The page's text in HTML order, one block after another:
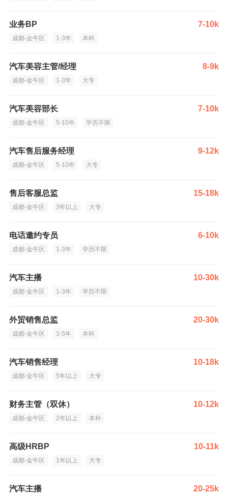
业务BP 7-10k
成都-金牛区 1-3年 本科
汽车美容主管/经理 8-9k
成都-金牛区 1-3年 大专
汽车美容部长 7-10k
成都-金牛区 5-10年 学历不限
汽车售后服务经理 9-12k
成都-金牛区 5-10年 大专
售后客服总监 15-18k
成都-金牛区 3年以上 大专
电话邀约专员 6-10k
成都-金牛区 1-3年 学历不限
汽车主播 10-30k
成都-金牛区 1-3年 学历不限
外贸销售总监 20-30k
成都-金牛区 3-5年 本科
汽车销售经理 10-18k
成都-金牛区 5年以上 大专
财务主管（双休） 10-12k
成都-金牛区 2年以上 本科
高级HRBP 10-11k
成都-金牛区 1年以上 大专
汽车主播 20-25k